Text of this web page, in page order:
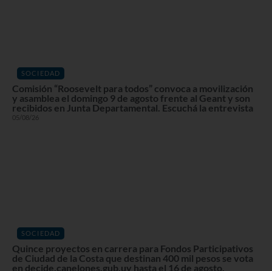
SOCIEDAD
Comisión “Roosevelt para todos” convoca a movilización
y asamblea el domingo 9 de agosto frente al Geant y son
recibidos en Junta Departamental. Escuchá la entrevista
05/08/26
SOCIEDAD
Quince proyectos en carrera para Fondos Participativos
de Ciudad de la Costa que destinan 400 mil pesos se vota
en decide.canelones.gub.uy hasta el 16 de agosto.